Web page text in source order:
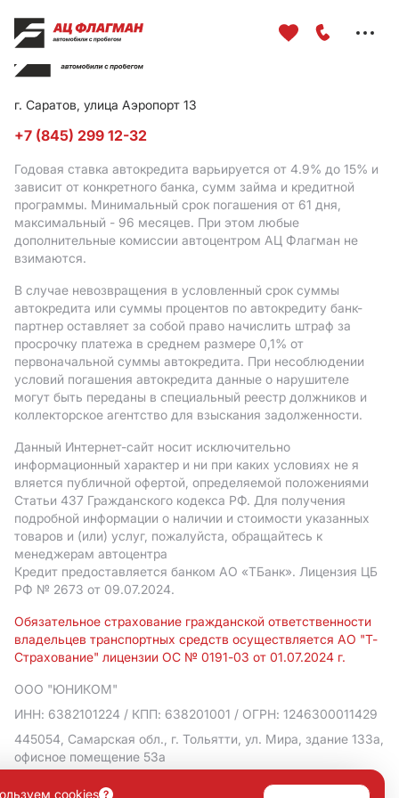
г. Саратов, улица Аэропорт 13
+7 (845) 299 12-32
Годовая ставка автокредита варьируется от 4.9% до 15% и
зависит от конкретного банка, сумм займа и кредитной
программы. Минимальный срок погашения от 61 дня,
максимальный - 96 месяцев. При этом любые
дополнительные комиссии автоцентром АЦ Флагман не
взимаются.
В случае невозвращения в условленный срок суммы
автокредита или суммы процентов по автокредиту банк-
партнер оставляет за собой право начислить штраф за
просрочку платежа в среднем размере 0,1% от
первоначальной суммы автокредита. При несоблюдении
условий погашения автокредита данные о нарушителе
могут быть переданы в специальный реестр должников и
коллекторское агентство для взыскания задолженности.
Данный Интернет-сайт носит исключительно
информационный характер и ни при каких условиях не я
вляется публичной офертой, определяемой положениями
Статьи 437 Гражданского кодекса РФ. Для получения
подробной информации о наличии и стоимости указанных
товаров и (или) услуг, пожалуйста, обращайтесь к
менеджерам автоцентра
Кредит предоставляется банком АO «ТБанк». Лицензия ЦБ
РФ № 2673 от 09.07.2024.
Обязательное страхование гражданской ответственности
владельцев транспортных средств осуществляется АО "Т-
Страхование" лицензии ОС № 0191-03 от 01.07.2024 г.
ООО "ЮНИКОМ"
ИНН: 6382101224 / КПП: 638201001 / ОГРН: 1246300011429
445054, Самарская обл., г. Тольятти, ул. Мира, здание 133а,
офисное помещение 53а
Политика в отношении обработки персональных данных
cookies